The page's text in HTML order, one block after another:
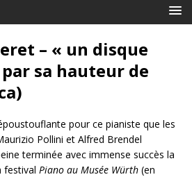
– « un disque
sa hauteur de
pour ce pianiste que les
Pollini et Alfred Brendel
terminée avec immense succès la
festival Piano au Musée Würth (en